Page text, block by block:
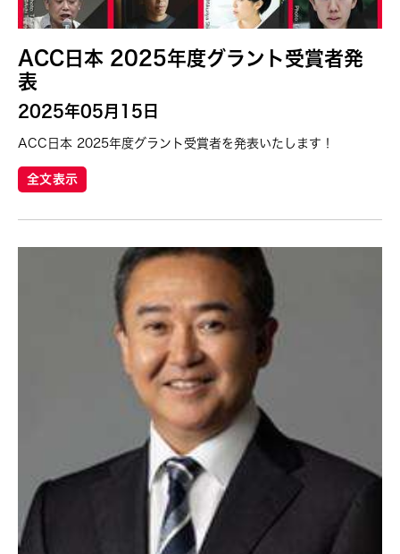
ACC日本 2025年度グラント受賞者発
表
2025年05月15日
ACC日本 2025年度グラント受賞者を発表いたします！
全文表示